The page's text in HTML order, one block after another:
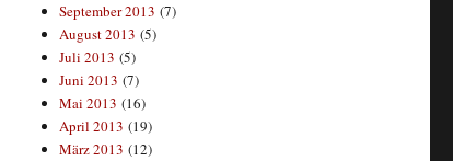
September 2013 (7)
August 2013 (5)
Juli 2013 (5)
Juni 2013 (7)
Mai 2013 (16)
April 2013 (19)
März 2013 (12)